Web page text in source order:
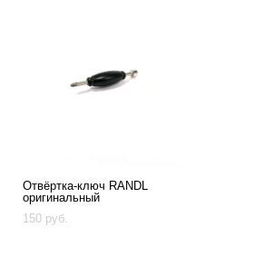
Отвёртка-ключ RANDL
оригинальный
150 pуб.